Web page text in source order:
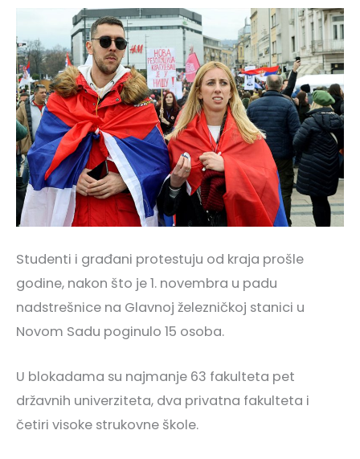
Studenti i građani protestuju od kraja prošle
godine, nakon što je 1. novembra u padu
nadstrešnice na Glavnoj železničkoj stanici u
Novom Sadu poginulo 15 osoba.
U blokadama su najmanje 63 fakulteta pet
državnih univerziteta, dva privatna fakulteta i
četiri visoke strukovne škole.